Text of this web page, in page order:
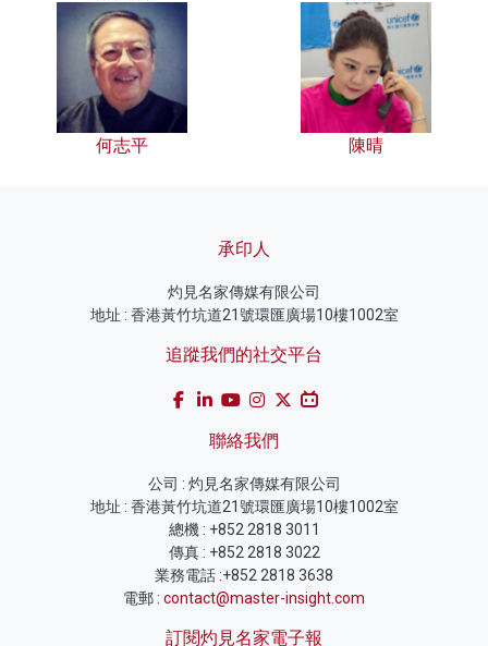
何志平 陳晴
承印人
灼見名家傳媒有限公司
地址 : 香港黃竹坑道21號環匯廣場10樓1002室
追蹤我們的社交平台
聯絡我們
公司 : 灼見名家傳媒有限公司
地址 : 香港黃竹坑道21號環匯廣場10樓1002室
總機 : +852 2818 3011
傳真 : +852 2818 3022
業務電話 :+852 2818 3638
電郵 : contact@master-insight.com
訂閱灼見名家電子報